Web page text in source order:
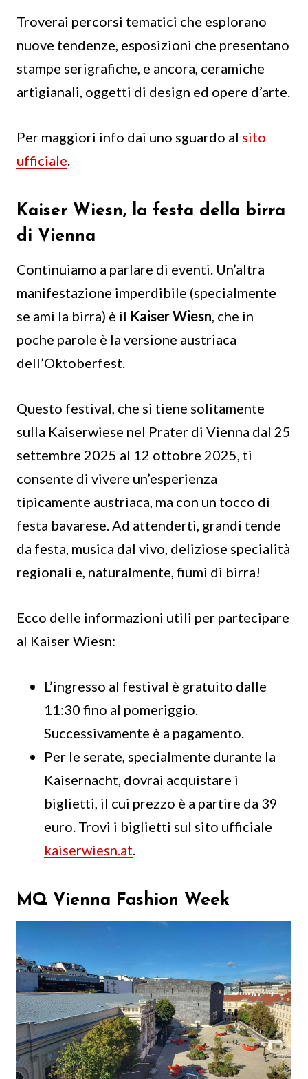
Troverai percorsi tematici che esplorano
nuove tendenze, esposizioni che presentano
stampe serigrafiche, e ancora, ceramiche
artigianali, oggetti di design ed opere d’arte.
Per maggiori info dai uno sguardo al sito
ufficiale.
Kaiser Wiesn, la festa della birra
di Vienna
Continuiamo a parlare di eventi. Un’altra
manifestazione imperdibile (specialmente
se ami la birra) è il Kaiser Wiesn, che in
poche parole è la versione austriaca
dell’Oktoberfest.
Questo festival, che si tiene solitamente
sulla Kaiserwiese nel Prater di Vienna dal 25
settembre 2025 al 12 ottobre 2025, ti
consente di vivere un’esperienza
tipicamente austriaca, ma con un tocco di
festa bavarese. Ad attenderti, grandi tende
da festa, musica dal vivo, deliziose specialità
regionali e, naturalmente, fiumi di birra!
Ecco delle informazioni utili per partecipare
al Kaiser Wiesn:
L’ingresso al festival è gratuito dalle
11:30 fino al pomeriggio.
Successivamente è a pagamento.
Per le serate, specialmente durante la
Kaisernacht, dovrai acquistare i
biglietti, il cui prezzo è a partire da 39
euro. Trovi i biglietti sul sito ufficiale
kaiserwiesn.at.
MQ Vienna Fashion Week